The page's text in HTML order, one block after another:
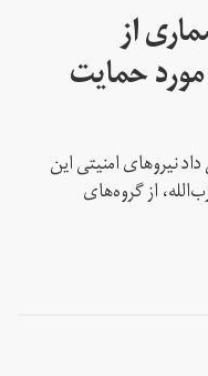
از
حمایت
نیروهای امنیتی این
از گروه‌های